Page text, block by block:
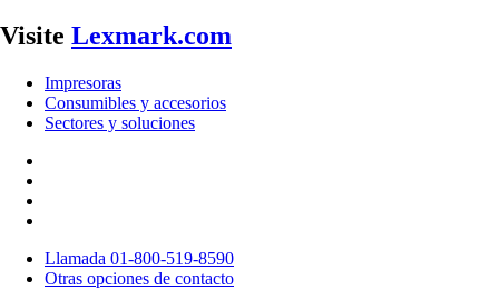
Visite Lexmark.com
Impresoras
Consumibles y accesorios
Sectores y soluciones
Llamada 01-800-519-8590
Otras opciones de contacto